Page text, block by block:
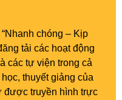
chóng – Kịp
tải các hoạt động
các tự viện trong cả
thuyết giảng của
được truyền hình trực